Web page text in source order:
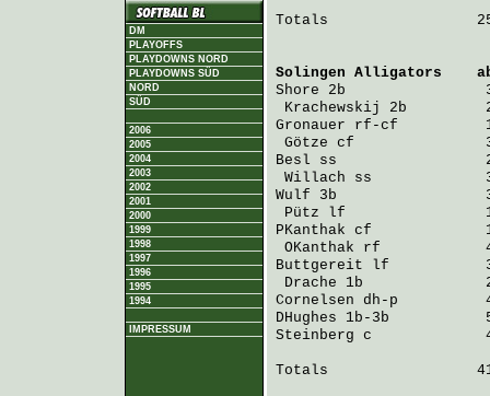
DM
PLAYOFFS
PLAYDOWNS NORD
PLAYDOWNS SÜD
NORD
SÜD
2006
2005
2004
2003
2002
2001
2000
1999
1998
1997
1996
1995
1994
IMPRESSUM
Totals
Solingen Alligators
Shore 2b                3
Krachewskij
2b         2
Gronauer rf-cf          1
Götze cf               3
Besl ss                 2
Willach ss             3
Wulf 3b                 3
Pütz lf                1
PKanthak cf             1
OKanthak rf            4
Buttgereit lf           3
Drache 1b              2
Cornelsen dh-p
DHughes 1b-3b
Steinberg c             4
Totals                 41